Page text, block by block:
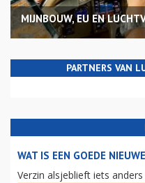
MIJNBOUW, EU EN
PARTNERS VAN
WAT IS EEN GOEDE
Verzin alsjeblieft iets anders